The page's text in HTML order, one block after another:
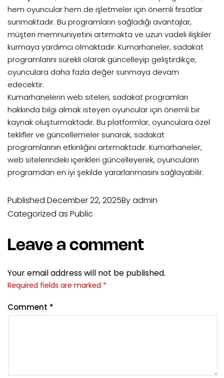
hem oyuncular hem de işletmeler için önemli fırsatlar
sunmaktadır. Bu programların sağladığı avantajlar,
müşteri memnuniyetini artırmakta ve uzun vadeli ilişkiler
kurmaya yardımcı olmaktadır. Kumarhaneler, sadakat
programlarını sürekli olarak güncelleyip geliştirdikçe,
oyunculara daha fazla değer sunmaya devam
edecektir.
Kumarhanelerin web siteleri, sadakat programları
hakkında bilgi almak isteyen oyuncular için önemli bir
kaynak oluşturmaktadır. Bu platformlar, oyunculara özel
teklifler ve güncellemeler sunarak, sadakat
programlarının etkinliğini artırmaktadır. Kumarhaneler,
web sitelerindeki içerikleri güncelleyerek, oyuncuların
programdan en iyi şekilde yararlanmasını sağlayabilir.
Published December 22, 2025Byadmin
Categorized as Public
Leave a comment
Your email address will not be published.
Required fields are marked *
Comment *